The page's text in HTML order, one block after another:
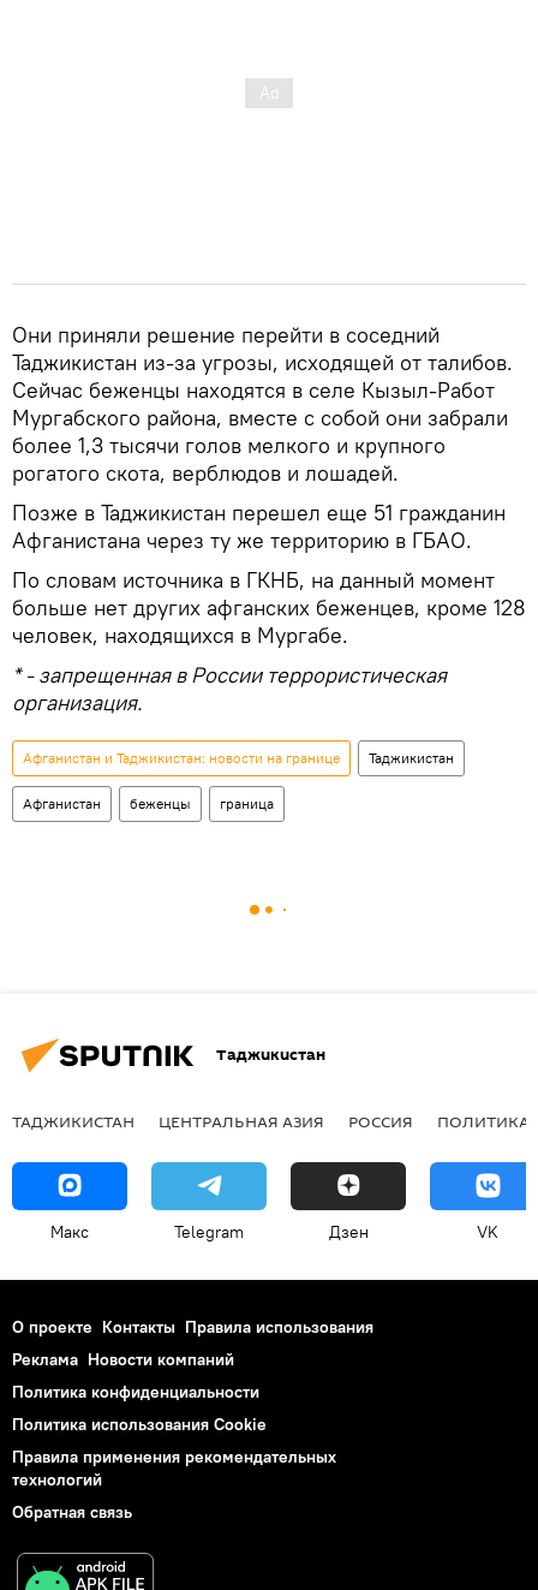
Они приняли решение перейти в соседний
Таджикистан из-за угрозы, исходящей от талибов.
Сейчас беженцы находятся в селе Кызыл-Работ
Мургабского района, вместе с собой они забрали
более 1,3 тысячи голов мелкого и крупного
рогатого скота, верблюдов и лошадей.
Позже в Таджикистан перешел еще 51 гражданин
Афганистана через ту же территорию в ГБАО.
По словам источника в ГКНБ, на данный момент
больше нет других афганских беженцев, кроме 128
человек, находящихся в Мургабе.
* - запрещенная в России террористическая
организация.
Афганистан и Таджикистан: новости на границе Таджикистан
Афганистан беженцы граница
Таджикистан
ТАДЖИКИСТАН ЦЕНТРАЛЬНАЯ АЗИЯ РОССИЯ ПОЛИТИКА
Макс Telegram Дзен VK
О проекте Контакты Правила использования
Реклама Новости компаний
Политика конфиденциальности
Политика использования Cookie
Правила применения рекомендательных
технологий
Обратная связь